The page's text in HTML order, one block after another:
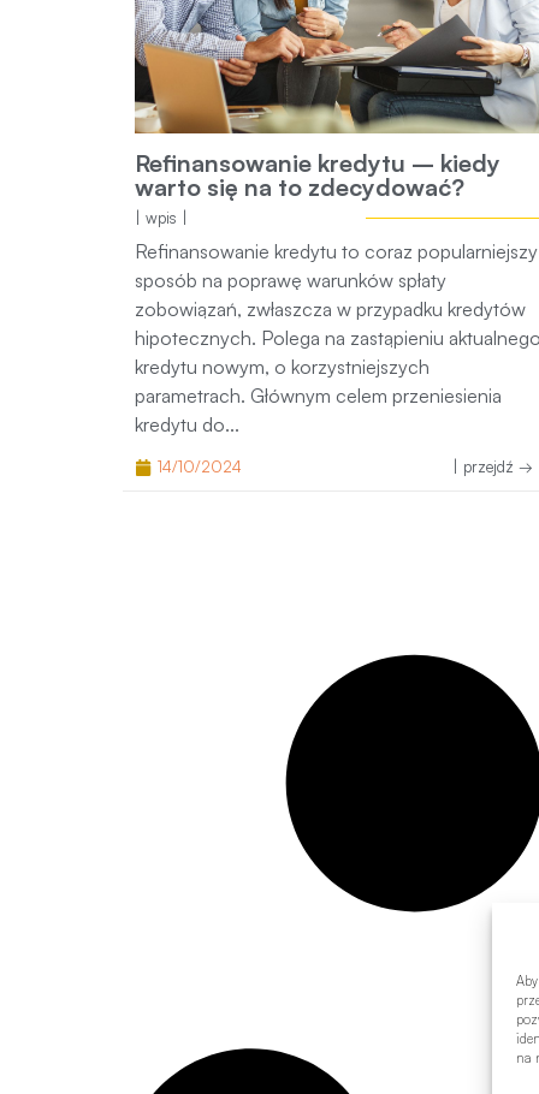
na
Refinansowanie kredytu – kiedy
warto się na to zdecydować?
| wpis |
Refinansowanie kredytu to coraz popularniejszy
sposób na poprawę warunków spłaty
zobowiązań, zwłaszcza w przypadku kredytów
hipotecznych. Polega na zastąpieniu
kredytu nowym, o korzystniejszych
parametrach. Głównym celem przeniesienia
kredytu do...
14/10/2024 | przejdź →